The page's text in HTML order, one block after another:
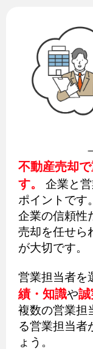
不動産売却
す。
企業と
ポイントです。
企業の信頼性
売却を任せら
が大切です。
営業担当者を
績・知識や誠
複数の営業担
る営業担当者
ょう。